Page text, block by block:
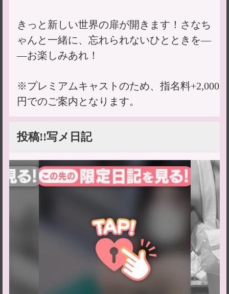
きっと新しい世界の扉が開きます！さなち
ゃんと一緒に、忘れられないひとときを―
―お楽しみあれ！
※プレミアムキャストのため、指名料+2,000
円でのご案内となります。
投稿!!写メ日記